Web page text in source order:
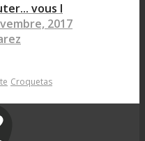
vous l
2017
Croquetas